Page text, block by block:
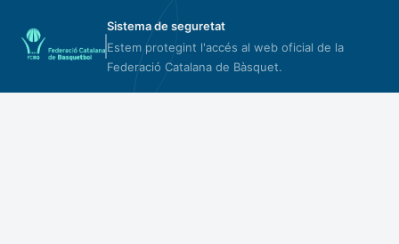
Sistema de seguretat
Estem protegint l'accés al web oficial de la
Federació Catalana de Bàsquet.